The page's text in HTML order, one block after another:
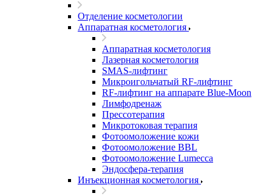
Отделение косметологии
Аппаратная косметология
Аппаратная косметология
Лазерная косметология
SMAS-лифтинг
Микроигольчатый RF-лифтинг
RF-лифтинг на аппарате Blue-Moon
Лимфодренаж
Прессотерапия
Микротоковая терапия
Фотоомоложение кожи
Фотоомоложение BBL
Фотоомоложение Lumecca
Эндосфера-терапия
Инъекционная косметология